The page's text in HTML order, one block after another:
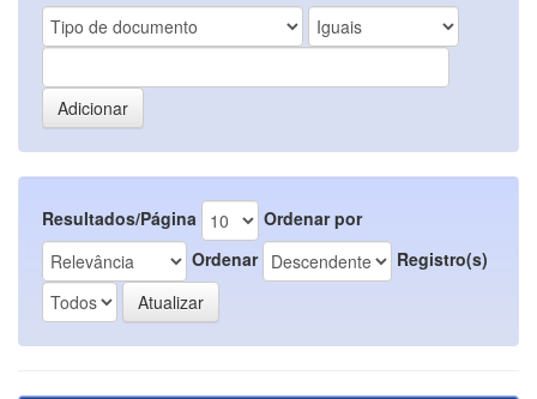
Resultados/Página
Ordenar por
Ordenar
Registro(s)